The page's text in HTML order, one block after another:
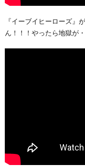
『イーブイヒーローズ』
ん！！！やったら地獄が